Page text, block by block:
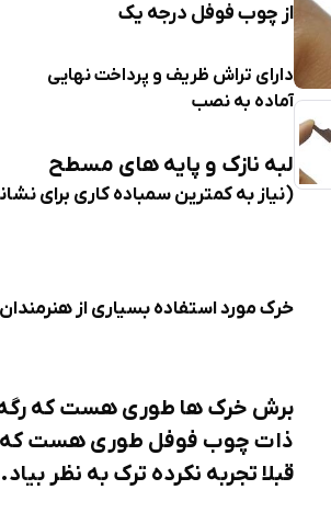
از چوب فوفل درجه یک
دارای تراش ظریف و پرداخت نهایی
آماده به نصب
لبه نازک و پایه های مسطح
(نیاز به کمترین سمباده کاری برای
خرک مورد استفاده بسیاری از
برش خرک ها طوری هست که
ذات چوب فوفل طوری هست که
قبلا تجربه نکرده ترک به نظر بیاد.